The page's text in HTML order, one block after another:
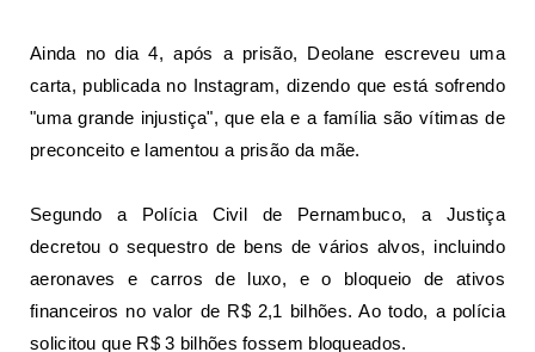
Ainda no dia 4, após a prisão, Deolane escreveu uma
carta, publicada no Instagram, dizendo que está sofrendo
"uma grande injustiça", que ela e a família são vítimas de
preconceito e lamentou a prisão da mãe.
Segundo a Polícia Civil de Pernambuco, a Justiça
decretou o sequestro de bens de vários alvos, incluindo
aeronaves e carros de luxo, e o bloqueio de ativos
financeiros no valor de R$ 2,1 bilhões. Ao todo, a polícia
solicitou que R$ 3 bilhões fossem bloqueados.